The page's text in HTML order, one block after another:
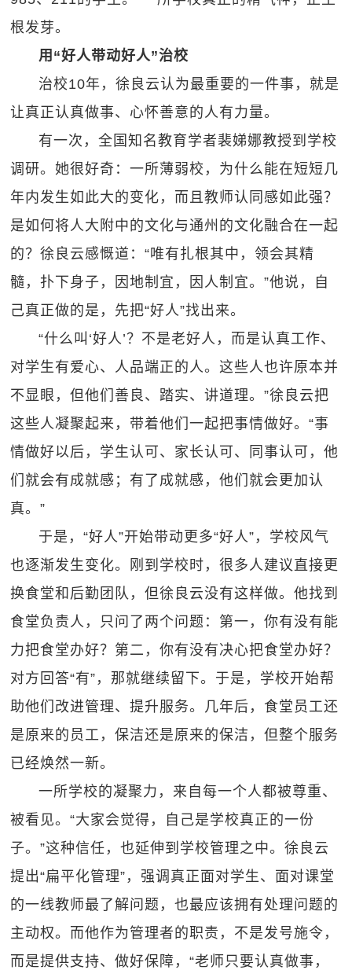
根发芽。
用“好人带动好人”治校
治校10年，徐良云认为最重要的一件事，就是
让真正认真做事、心怀善意的人有力量。
有一次，全国知名教育学者裴娣娜教授到学校
调研。她很好奇：一所薄弱校，为什么能在短短几
年内发生如此大的变化，而且教师认同感如此强？
是如何将人大附中的文化与通州的文化融合在一起
的？徐良云感慨道：“唯有扎根其中，领会其精
髓，扑下身子，因地制宜，因人制宜。”他说，自
己真正做的是，先把“好人”找出来。
“什么叫‘好人’？不是老好人，而是认真工作、
对学生有爱心、人品端正的人。这些人也许原本并
不显眼，但他们善良、踏实、讲道理。”徐良云把
这些人凝聚起来，带着他们一起把事情做好。“事
情做好以后，学生认可、家长认可、同事认可，他
们就会有成就感；有了成就感，他们就会更加认
真。”
于是，“好人”开始带动更多“好人”，学校风气
也逐渐发生变化。刚到学校时，很多人建议直接更
换食堂和后勤团队，但徐良云没有这样做。他找到
食堂负责人，只问了两个问题：第一，你有没有能
力把食堂办好？第二，你有没有决心把食堂办好？
对方回答“有”，那就继续留下。于是，学校开始帮
助他们改进管理、提升服务。几年后，食堂员工还
是原来的员工，保洁还是原来的保洁，但整个服务
已经焕然一新。
一所学校的凝聚力，来自每一个人都被尊重、
被看见。“大家会觉得，自己是学校真正的一份
子。”这种信任，也延伸到学校管理之中。徐良云
提出“扁平化管理”，强调真正面对学生、面对课堂
的一线教师最了解问题，也最应该拥有处理问题的
主动权。而他作为管理者的职责，不是发号施令，
而是提供支持、做好保障，“老师只要认真做事，